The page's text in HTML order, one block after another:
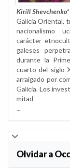
Kirill Shevchenko*
Galicia Oriental,
nacionalismo
carácter
galeses
durante la
cuarto del siglo
arraigado por
Galicia. Los
mitad
...
Olvidar a